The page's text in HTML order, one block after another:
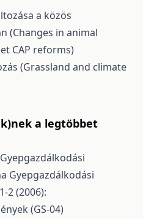
a közös
(Changes in animal
CAP reforms)
(Grassland and climate
a legtöbbet
Gyepgazdálkodási
2 (2006):
(GS-04)